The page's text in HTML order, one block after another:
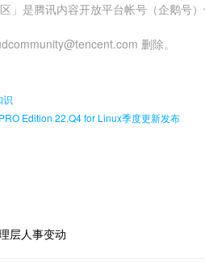
」是腾讯内容开放平台帐号（企鹅号
删除。
识
Edition 22.Q4 for Linux季度更新发布
层人事变动